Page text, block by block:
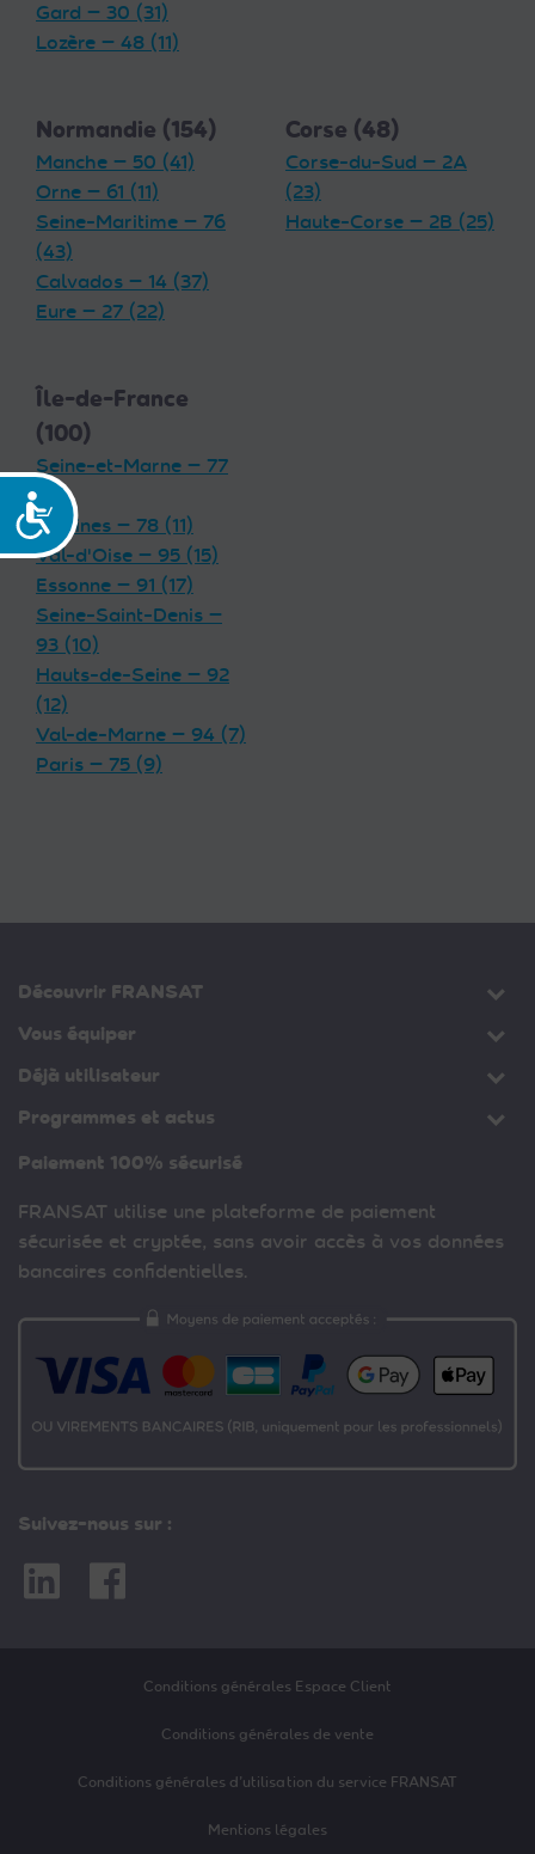
Accessibilité
Gard — 30 (31)
Lozère — 48 (11)
Normandie (154)
Manche — 50 (41)
Orne — 61 (11)
Seine-Maritime — 76
(43)
Calvados — 14 (37)
Eure — 27 (22)
Corse (48)
Corse-du-Sud — 2A
(23)
Haute-Corse — 2B (25)
Île-de-France
(100)
Seine-et-Marne — 77
(19)
Yvelines — 78 (11)
Val-d'Oise — 95 (15)
Essonne — 91 (17)
Seine-Saint-Denis —
93 (10)
Hauts-de-Seine — 92
(12)
Val-de-Marne — 94 (7)
Paris — 75 (9)
Découvrir FRANSAT
Vous équiper
Déjà utilisateur
Programmes et actus
Paiement 100% sécurisé
FRANSAT utilise une plateforme de paiement
sécurisée et cryptée, sans avoir accès à vos données
bancaires confidentielles.
Suivez-nous sur :
LinkedinFacebook
Conditions générales Espace Client
Conditions générales de vente
Conditions générales d’utilisation du service FRANSAT
Mentions légales